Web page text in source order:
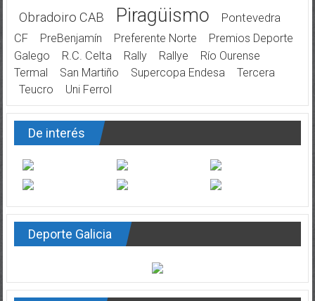
Obradoiro CAB Piragüismo
Pontevedra
CF
PreBenjamín Preferente Norte
Premios Deporte
Galego
R.C. Celta Rally Rallye
Río Ourense
Termal
San Martiño Supercopa Endesa
Tercera
Teucro
Uni Ferrol
De interés
Deporte Galicia